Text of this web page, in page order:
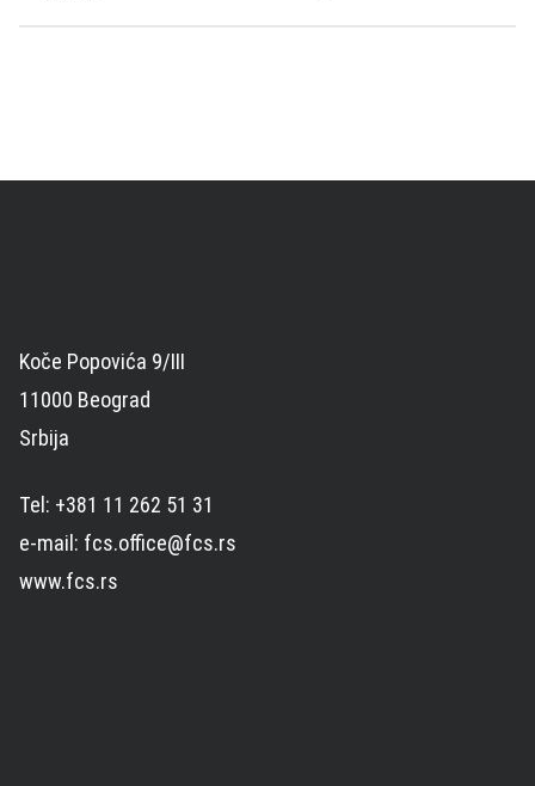
Koče Popovića 9/III
11000 Beograd
Srbija
Tel: +381 11 262 51 31
e-mail: fcs.office@fcs.rs
www.fcs.rs